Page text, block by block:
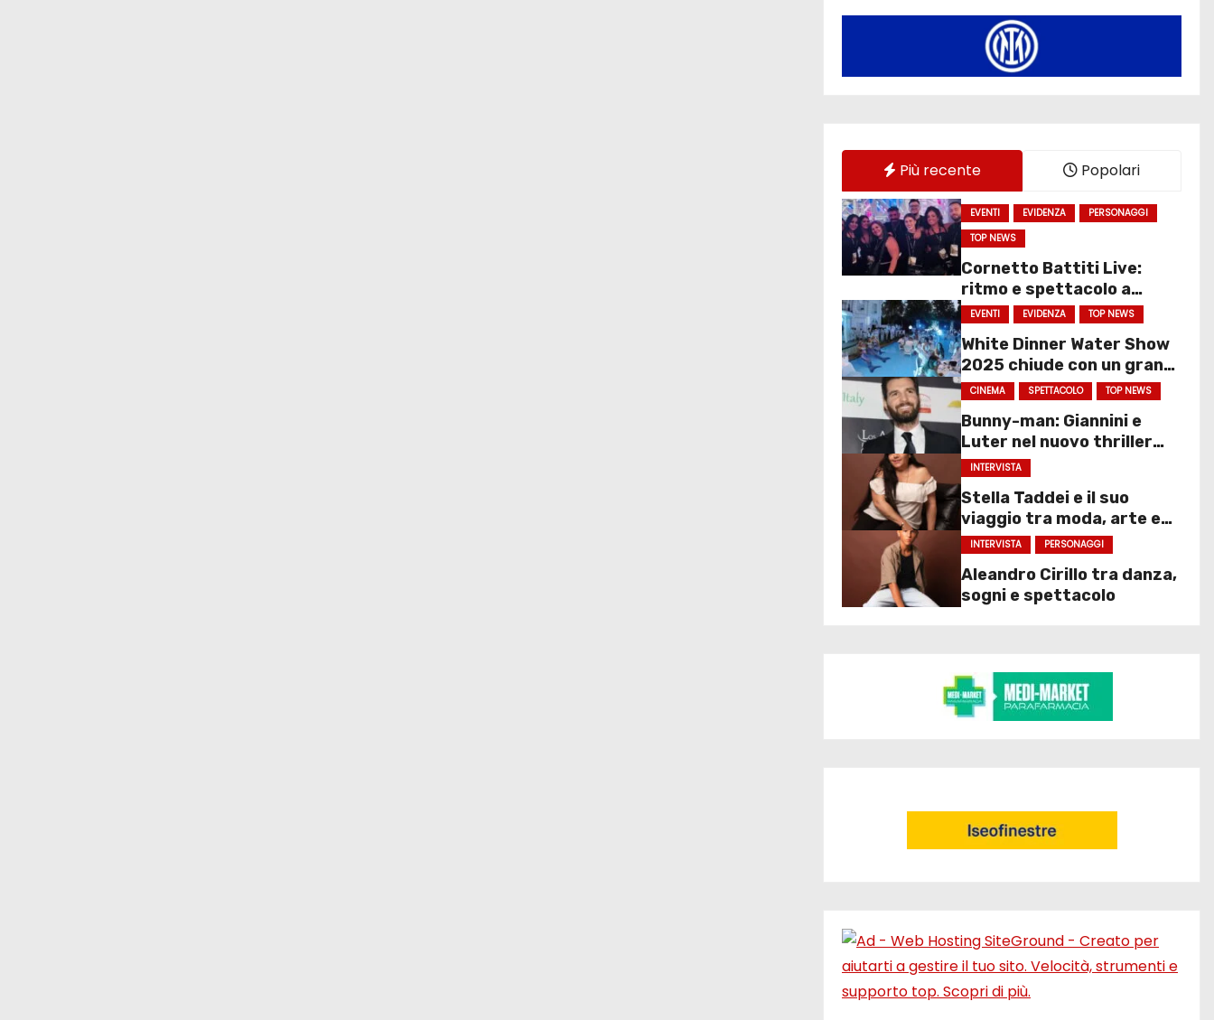
Più recente Popolari
EVENTI EVIDENZA
PERSONAGGI
TOP NEWS
Cornetto Battiti Live:
ritmo e spettacolo a
Molfetta
EVENTI EVIDENZA TOP NEWS
White Dinner Water Show
2025 chiude con un gran
finale
CINEMA SPETTACOLO TOP NEWS
Bunny-man: Giannini e
Luter nel nuovo thriller
sociale
INTERVISTA
Stella Taddei e il suo
viaggio tra moda, arte e
spettacolo
INTERVISTA PERSONAGGI
Aleandro Cirillo tra danza,
sogni e spettacolo